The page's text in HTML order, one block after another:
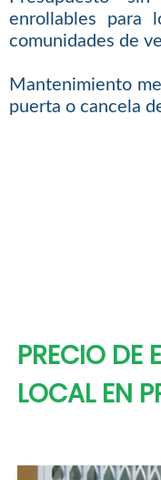
enrollables para
comunidades de
Mantenimiento
puerta o cancela
PRECIO DE
LOCAL EN